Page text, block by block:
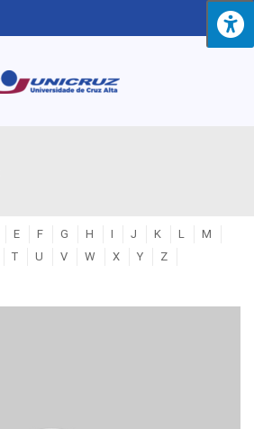
E F G H I J K L
M
T U V W X Y Z